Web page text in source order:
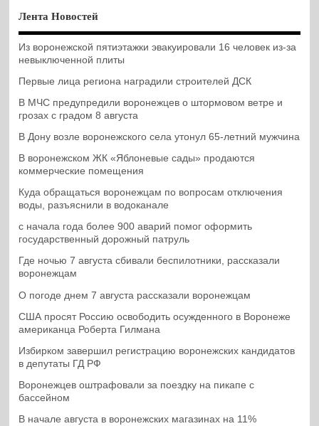
Лента Новостей
Из воронежской пятиэтажки эвакуировали 16 человек из-за
невыключенной плиты
Первые лица региона наградили строителей ДСК
В МЧС предупредили воронежцев о штормовом ветре и
грозах с градом 8 августа
В Дону возле воронежского села утонул 65-летний мужчина
В воронежском ЖК «Яблоневые сады» продаются
коммерческие помещения
Куда обращаться воронежцам по вопросам отключения
воды, разъяснили в водоканале
с начала года более 900 аварий помог оформить
государственный дорожный патруль
Где ночью 7 августа сбивали беспилотники, рассказали
воронежцам
О погоде днем 7 августа рассказали воронежцам
США просят Россию освободить осужденного в Воронеже
американца Роберта Гилмана
Избирком завершил регистрацию воронежских кандидатов
в депутаты ГД РФ
Воронежцев оштрафовали за поездку на пикапе с
бассейном
В начале августа в воронежских магазинах на 11%